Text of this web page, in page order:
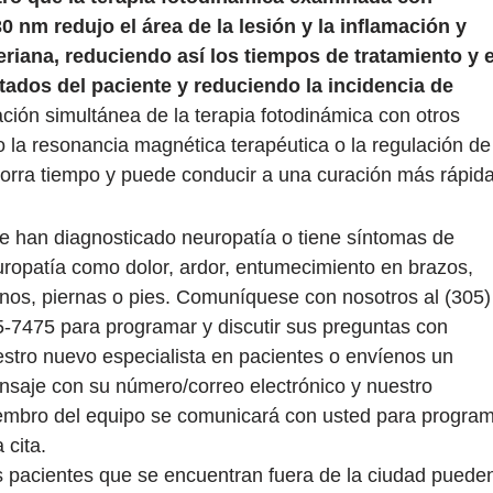
nm redujo el área de la lesión y la inflamación y
reduciendo así los tiempos de tratamiento y
del paciente y reduciendo la incidencia de
simultánea de la terapia fotodinámica con otros
resonancia magnética terapéutica o la regulación
tiempo y puede conducir a una curación más
han diagnosticado neuropatía o tiene síntomas de
como dolor, ardor, entumecimiento en brazos,
piernas o pies. Comuníquese con nosotros al (305)
7475 para programar y discutir sus preguntas con
nuevo especialista en pacientes o envíenos un
con su número/correo electrónico y nuestro
del equipo se comunicará con usted para
cita.
pacientes que se encuentran fuera de la ciudad